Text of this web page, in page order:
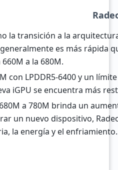
la transición a la
es más rápida
a la 680M.
con LPDDR5-6400 y un
iGPU se encuentra más
a 780M brinda un
un nuevo dispositivo,
la energía y el enfriamiento.